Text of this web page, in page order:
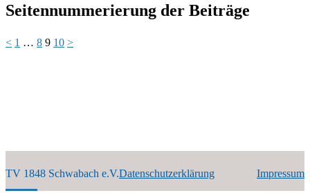
Seitennummerierung der Beiträge
< 1 … 8 9 10 >
TV 1848 Schwabach e.V.Datenschutzerklärung Impressum